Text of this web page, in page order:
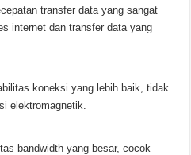
transfer data yang sangat
internet dan transfer data yang
koneksi yang lebih baik, tidak
elektromagnetik.
bandwidth yang besar, cocok